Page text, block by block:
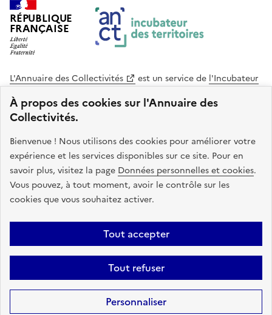
À propos des cookies sur l'Annuaire des
Collectivités.
Bienvenue ! Nous utilisons des cookies pour améliorer votre
expérience et les services disponibles sur ce site. Pour en
savoir plus, visitez la page Données personnelles et cookies.
Vous pouvez, à tout moment, avoir le contrôle sur les
cookies que vous souhaitez activer.
Tout accepter
Tout refuser
Personnaliser
RÉPUBLIQUE
FRANÇAISE
L'Annuaire des Collectivités est un service de l'Incubateur
des Territoires
Cohésion des Territoires
. Le code source de ce site web
est disponible en licence libre. Le design de ce site est conçu
avec le système de design de l’État.
legifrance.gouv.fr
info.gouv.fr
service-public.gouv.fr
data.gouv.fr
Plan du site Accessibilite : non conforme
Mentions légales
Politique de confidentialité
Gestion des cookies FAQ
Kit de
Statistiques Code source
Sauf mention contraire, tous les contenus de ce site sont sous